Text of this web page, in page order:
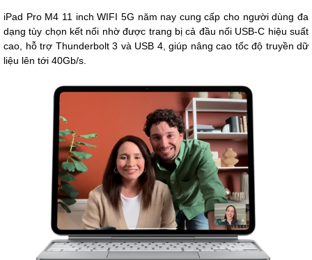
iPad Pro M4 11 inch WIFI 5G năm nay cung cấp cho người dùng đa
dạng tùy chọn kết nối nhờ được trang bị cả đầu nối USB-C hiệu suất
cao, hỗ trợ Thunderbolt 3 và USB 4, giúp nâng cao tốc độ truyền dữ
liệu lên tới 40Gb/s.